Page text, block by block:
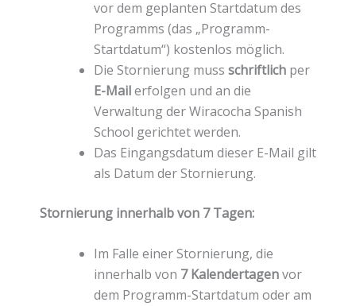
vor dem geplanten Startdatum des
Programms (das „Programm-
Startdatum“) kostenlos möglich.
Die Stornierung muss schriftlich per
E-Mailerfolgen und an die
Verwaltung der Wiracocha Spanish
School gerichtet werden.
Das Eingangsdatum dieser E-Mail gilt
als Datum der Stornierung.
Stornierung innerhalb von 7 Tagen:
Im Falle einer Stornierung, die
innerhalb von 7 Kalendertagenvor
dem Programm-Startdatum oder am